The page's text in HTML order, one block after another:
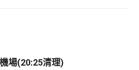
場(20:25清理)